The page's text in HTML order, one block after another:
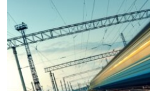
ВСЕ ЗА ДЕНЬ
СПЕЦПРОЕКТИ
ДЕПОРТАЦІЯ
ВІДЕОУРОКИ «ELIFBE»
ЯК ОБІЙТИ БЛОКУВАННЯ
Русский